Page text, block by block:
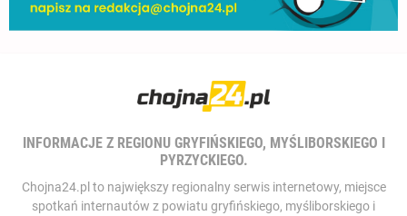
INFORMACJE Z REGIONU GRYFIŃSKIEGO, MYŚLIBORSKIEGO I
PYRZYCKIEGO.
Chojna24.pl to największy regionalny serwis internetowy, miejsce
spotkań internautów z powiatu gryfińskiego, myśliborskiego i